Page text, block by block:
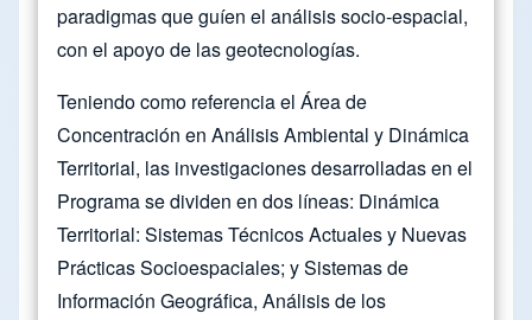
paradigmas que guíen el análisis socio-espacial,
con el apoyo de las geotecnologías.
Teniendo como referencia el Área de
Concentración en Análisis Ambiental y Dinámica
Territorial, las investigaciones desarrolladas en el
Programa se dividen en dos líneas: Dinámica
Territorial: Sistemas Técnicos Actuales y Nuevas
Prácticas Socioespaciales; y Sistemas de
Información Geográfica, Análisis de los